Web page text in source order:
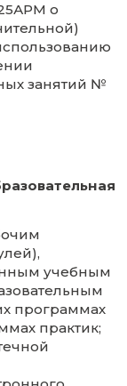
17.10.2025
и
АИС
journal-
25АРМ о